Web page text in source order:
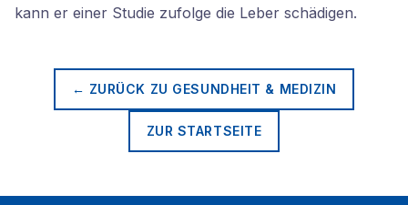
kann er einer Studie zufolge die Leber schädigen.
← ZURÜCK ZU GESUNDHEIT & MEDIZIN
ZUR STARTSEITE